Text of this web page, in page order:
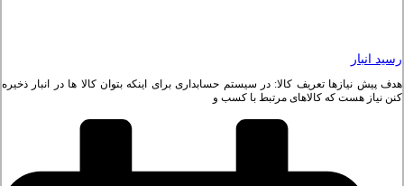
رسید انبار
هدف پیش نیازها تعریف کالا: در سیستم حسابداری برای اینکه بتوان کالا ها در انبار ذخیره
کنن نیاز هست که کالاهای مرتبط با کسب و